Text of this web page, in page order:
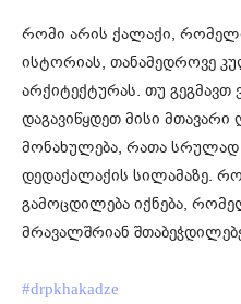
რომი არის ქალაქი,
ისტორიას, თანამედროვე
არქიტექტურას. თუ გეგმავთ
დაგავიწყდეთ მისი მთავარი
მონახულება, რათა
დედაქალაქის სილამაზე.
გამოცდილება იქნება,
მრავალშრიან
#drpkhakadze